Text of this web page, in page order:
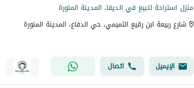
منزل استراحة للبيع في الديفا، المدينة المنورة
شارع ربيعة ابن رقيع التميمي، حي الدفاع، المدينة المنورة
الإيميل اتصال